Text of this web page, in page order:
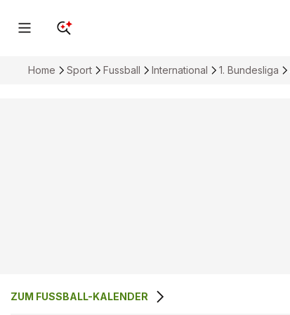
Home Sport Fussball International 1. Bundesliga
ZUM FUSSBALL-KALENDER